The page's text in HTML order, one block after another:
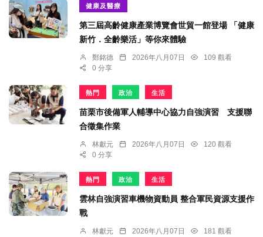
健康及醫療
第三屆高齡健康產業博覽會世貿一館登場 「健康
新竹．全齡樂活」等你來體驗
鄭銘德 2026年八月07日
109 觀看
0 分享
熱門 政治 生活
苗栗市後備軍人輔導中心協力自強演習 支援聯
合徵集作業
林獻元 2026年八月07日
120 觀看
0 分享
熱門 政治 生活
雲林自強演習車機物資動員 整合軍民資源支援作
戰
林獻元 2026年八月07日
181 觀看